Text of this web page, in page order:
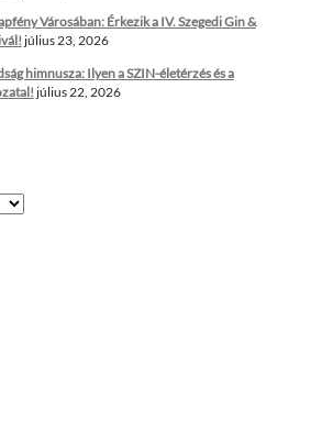
Városában: Érkezik a IV. Szegedi Gin &
július 23, 2026
himnusza: Ilyen a SZIN-életérzés és a
július 22, 2026